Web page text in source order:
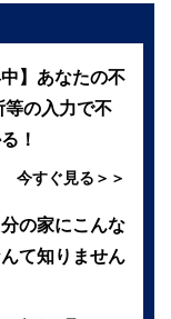
】あなたの不
等の入力で不
！
今すぐ見る＞＞
の家にこんな
て知りません